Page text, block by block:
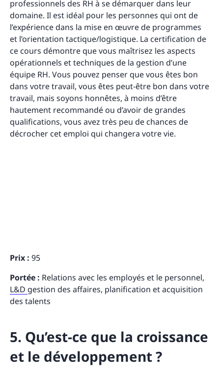
professionnels des RH à se démarquer dans leur
domaine. Il est idéal pour les personnes qui ont de
l’expérience dans la mise en œuvre de programmes
et l’orientation tactique/logistique. La certification de
ce cours démontre que vous maîtrisez les aspects
opérationnels et techniques de la gestion d’une
équipe RH. Vous pouvez penser que vous êtes bon
dans votre travail, vous êtes peut-être bon dans votre
travail, mais soyons honnêtes, à moins d’être
hautement recommandé ou d’avoir de grandes
qualifications, vous avez très peu de chances de
décrocher cet emploi qui changera votre vie.
Prix : 95
Portée : Relations avec les employés et le personnel,
L&D gestion des affaires, planification et acquisition
des talents
5. Qu’est-ce que la croissance
et le développement ?